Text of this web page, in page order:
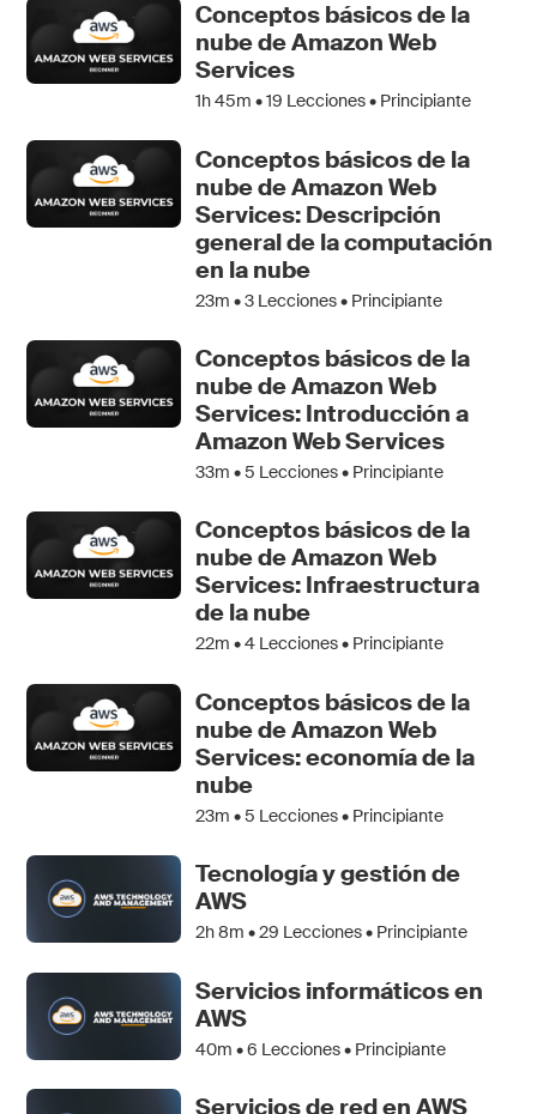
Conceptos básicos de la
nube de Amazon Web
Services
1h 45m •19 Lecciones • Principiante
Conceptos básicos de la
nube de Amazon Web
Services: Descripción
general de la computación
en la nube
23m •3 Lecciones • Principiante
Conceptos básicos de la
nube de Amazon Web
Services: Introducción a
Amazon Web Services
33m •5 Lecciones • Principiante
Conceptos básicos de la
nube de Amazon Web
Services: Infraestructura
de la nube
22m •4 Lecciones • Principiante
Conceptos básicos de la
nube de Amazon Web
Services: economía de la
nube
23m •5 Lecciones • Principiante
Tecnología y gestión de
AWS
2h 8m •29 Lecciones • Principiante
Servicios informáticos en
AWS
40m •6 Lecciones • Principiante
Servicios de red en AWS